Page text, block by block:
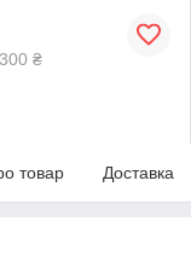
₴
товар Доставка